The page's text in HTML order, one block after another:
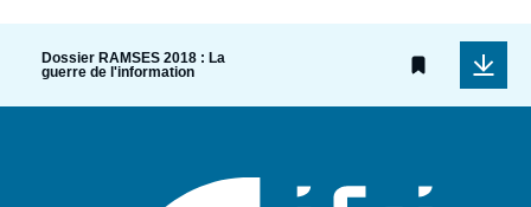
Dossier RAMSES 2018 : La
guerre de l'information